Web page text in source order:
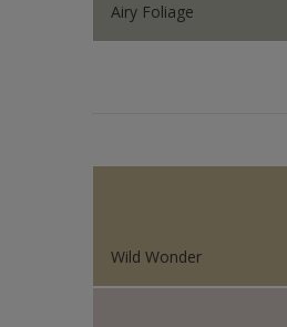
Airy Foliage
Wild Wonder